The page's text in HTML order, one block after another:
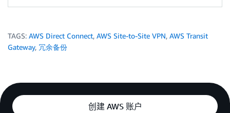
TAGS: AWS Direct Connect, AWS Site-to-Site VPN, AWS Transit
Gateway, 冗余备份
创建 AWS 账户